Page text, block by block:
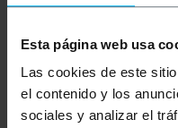
Esta página web usa
Las cookies de este
el contenido y los
sociales y analizar el
Beschrijving